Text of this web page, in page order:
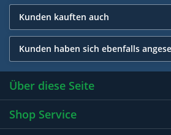
Kunden kauften auch
Kunden haben sich ebenfalls
Über diese Seite
Shop Service